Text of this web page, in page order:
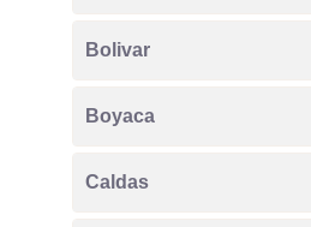
Bolivar
Boyaca
Caldas